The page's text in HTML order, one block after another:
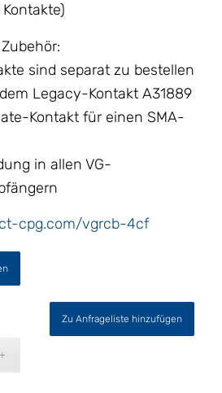
sind separat zu bestellen
Legacy-Kontakt A31889
Kontakt für einen SMA-
in allen VG-
cpg.com/vgrcb-4cf
Zu Anfrageliste hinzufügen